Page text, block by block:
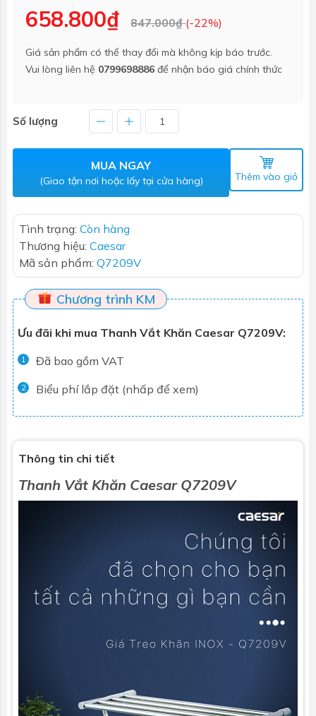
658.800₫ 847.000₫(-22%)
Giá sản phẩm có thể thay đổi mà không kịp báo trước.
Vui lòng liên hệ 0799698886 để nhận báo giá chính thức
Số lượng
MUA NGAY
(Giao tận nơi hoặc lấy tại cửa hàng) Thêm vào giỏ
Tình trạng: Còn hàng
Thương hiệu: Caesar
Mã sản phẩm: Q7209V
Chương trình KM
Ưu đãi khi mua Thanh Vắt Khăn Caesar Q7209V:
1 Đã bao gồm VAT
2 Biểu phí lắp đặt (nhấp để xem)
Thông tin chi tiết
Thanh Vắt Khăn Caesar Q7209V